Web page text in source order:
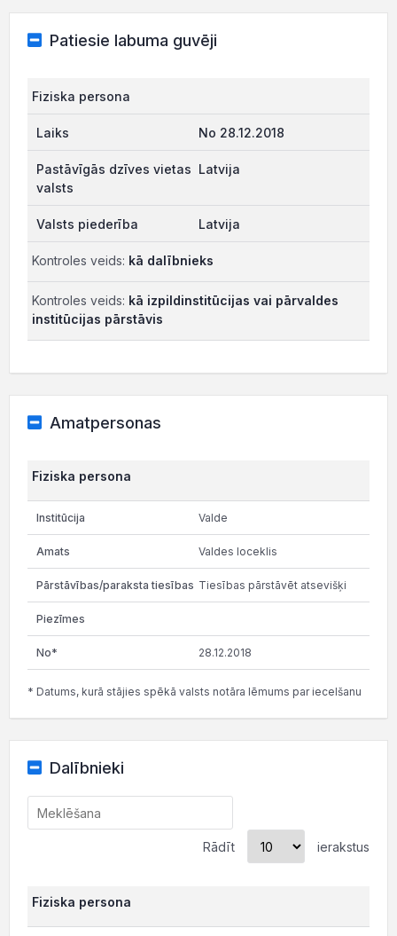
Patiesie labuma guvēji
Fiziska persona
No 28.12.2018
Latvija
Latvija
Kontroles veids: kā dalībnieks
Kontroles veids: kā izpildinstitūcijas vai pārvaldes
institūcijas pārstāvis
Amatpersonas
Fiziska persona
Valde
Valdes loceklis
Tiesības pārstāvēt atsevišķi
28.12.2018
* Datums, kurā stājies spēkā valsts notāra lēmums par iecelšanu
Dalībnieki
Rādīt ierakstus
Fiziska persona